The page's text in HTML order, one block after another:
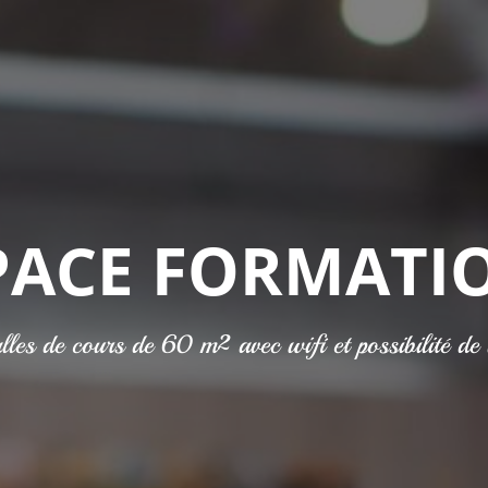
de cours de 60 m² avec wifi et possibilité de